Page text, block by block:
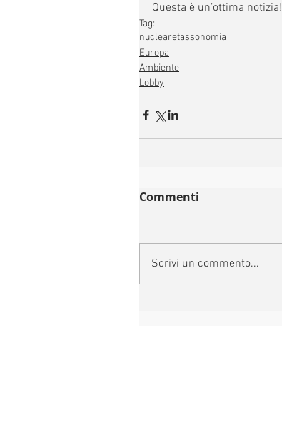
Questa è un’ottima notizia!
Tag:
nuclearetassonomia
Europa
Ambiente
Lobby
Commenti
Scrivi un commento...